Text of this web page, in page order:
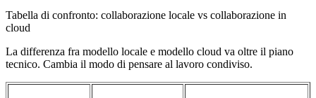
Tabella di confronto: collaborazione locale vs collaborazione in
cloud
La differenza fra modello locale e modello cloud va oltre il piano
tecnico. Cambia il modo di pensare al lavoro condiviso.